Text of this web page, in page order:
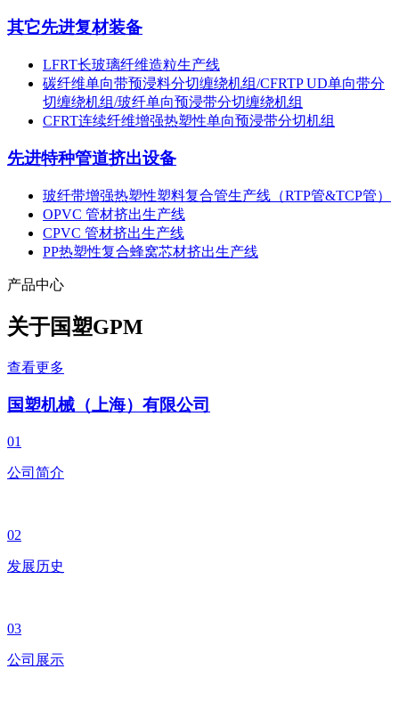
其它先进复材装备
LFRT长玻璃纤维造粒生产线
碳纤维单向带预浸料分切缠绕机组/CFRTP UD单向带分
切缠绕机组/玻纤单向预浸带分切缠绕机组
CFRT连续纤维增强热塑性单向预浸带分切机组
先进特种管道挤出设备
玻纤带增强热塑性塑料复合管生产线（RTP管&TCP管）
OPVC 管材挤出生产线
CPVC 管材挤出生产线
PP热塑性复合蜂窝芯材挤出生产线
产品中心
关于国塑GPM
查看更多
国塑机械（上海）有限公司
01
公司简介
02
发展历史
03
公司展示